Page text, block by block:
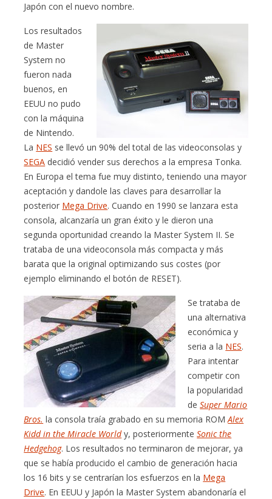
Japón con el nuevo nombre.
Los resultados
de Master
System no
fueron nada
buenos, en
EEUU no pudo
con la máquina
de Nintendo.
La NES se llevó un 90% del total de las videoconsolas y
SEGA decidió vender sus derechos a la empresa Tonka.
En Europa el tema fue muy distinto, teniendo una mayor
aceptación y dandole las claves para desarrollar la
posterior Mega Drive. Cuando en 1990 se lanzara esta
consola, alcanzaría un gran éxito y le dieron una
segunda oportunidad creando la Master System II. Se
trataba de una videoconsola más compacta y más
barata que la original optimizando sus costes (por
ejemplo eliminando el botón de RESET).
Se trataba de
una alternativa
económica y
seria a la NES.
Para intentar
competir con
la popularidad
deSuper Mario
Bros. la consola traía grabado en su memoria ROMAlex
Kidd in the Miracle Worldy, posteriormenteSonic the
Hedgehog. Los resultados no terminaron de mejorar, ya
que se había producido el cambio de generación hacia
los 16 bits y se centrarían los esfuerzos en la Mega
Drive. En EEUU y Japón la Master System abandonaría el